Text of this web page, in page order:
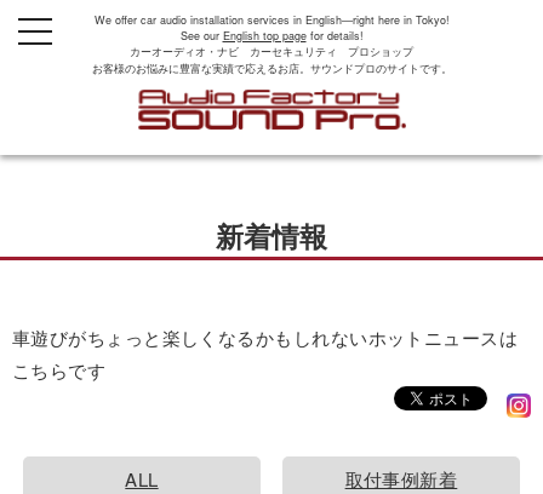
We offer car audio installation services in English—right here in Tokyo!
See our English top pagefor details!
カーオーディオ・ナビ カーセキュリティ プロショップ
お客様のお悩みに豊富な実績で応えるお店。サウンドプロのサイトです。
t
o
a
i
新着情報
車遊びがちょっと楽しくなるかもしれないホットニュースは
こちらです
ALL 取付事例新着